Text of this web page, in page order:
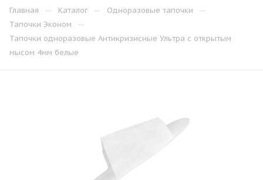
Главная — Каталог — Одноразовые тапочки —
Тапочки Эконом —
Тапочки одноразовые Антикризисные Ультра с открытым
мысом 4мм белые